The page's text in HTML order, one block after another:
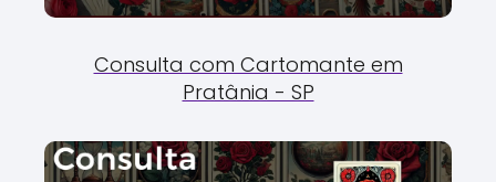
Consulta com Cartomante em
Pratânia - SP